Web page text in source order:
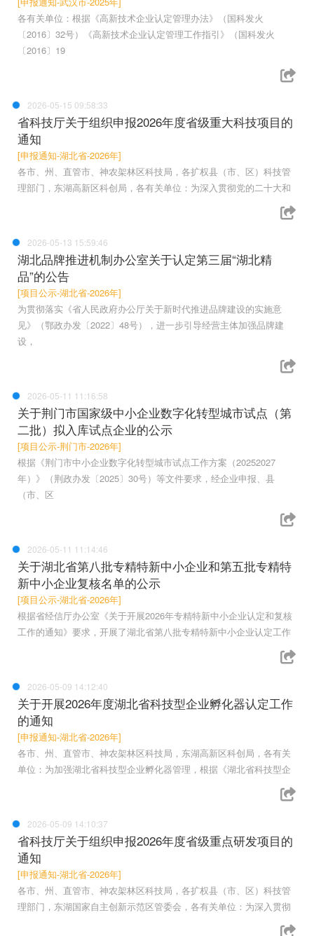
各有关单位：根据《高新技术企业认定管理办法》（国科发火
〔2016〕32号）《高新技术企业认定管理工作指引》（国科发火
〔2016〕19
2026-05-15 09:58:33
省科技厅关于组织申报2026年度省级重大科技项目的
通知
[申报通知-湖北省-2026年]
各市、州、直管市、神农架林区科技局，各扩权县（市、区）科技管
理部门，东湖高新区科创局，各有关单位：为深入贯彻党的二十大和
2026-05-13 15:59:46
湖北品牌推进机制办公室关于认定第三届“湖北精
品”的公告
[项目公示-湖北省-2026年]
为贯彻落实《省人民政府办公厅关于新时代推进品牌建设的实施意
见》（鄂政办发〔2022〕48号），进一步引导经营主体加强品牌建
设，
2026-05-11 11:16:58
关于荆门市国家级中小企业数字化转型城市试点（第
二批）拟入库试点企业的公示
[项目公示-荆门市-2026年]
根据《荆门市中小企业数字化转型城市试点工作方案（20252027
年）》（荆政办发〔2025〕30号）等文件要求，经企业申报、县
（市、区
2026-05-11 11:14:46
关于湖北省第八批专精特新中小企业和第五批专精特
新中小企业复核名单的公示
[项目公示-湖北省-2026年]
根据省经信厅办公室《关于开展2026年专精特新中小企业认定和复核
工作的通知》要求，开展了湖北省第八批专精特新中小企业认定工作
2026-05-09 14:12:40
关于开展2026年度湖北省科技型企业孵化器认定工作
的通知
[申报通知-湖北省-2026年]
各市、州、直管市、神农架林区科技局，东湖高新区科创局，各有关
单位：为加强湖北省科技型企业孵化器管理，根据《湖北省科技型企
2026-05-09 14:10:37
省科技厅关于组织申报2026年度省级重点研发项目的
通知
[申报通知-湖北省-2026年]
各市、州、直管市、神农架林区科技局，各扩权县（市、区）科技管
理部门，东湖国家自主创新示范区管委会，各有关单位：为深入贯彻